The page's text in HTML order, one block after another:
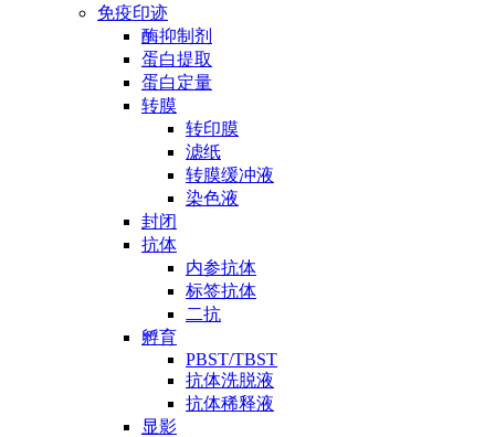
免疫印迹
酶抑制剂
蛋白提取
蛋白定量
转膜
转印膜
滤纸
转膜缓冲液
染色液
封闭
抗体
内参抗体
标签抗体
二抗
孵育
PBST/TBST
抗体洗脱液
抗体稀释液
显影